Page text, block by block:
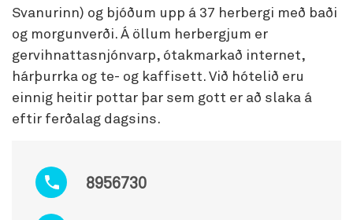
8956730
Svanurinn) og bjóðum upp á 37 herbergi með baði
og morgunverði. Á öllum herbergjum er
gervihnattasnjónvarp, ótakmarkað internet,
hárþurrka og te- og kaffisett. Við hótelið eru
einnig heitir pottar þar sem gott er að slaka á
eftir ferðalag dagsins.